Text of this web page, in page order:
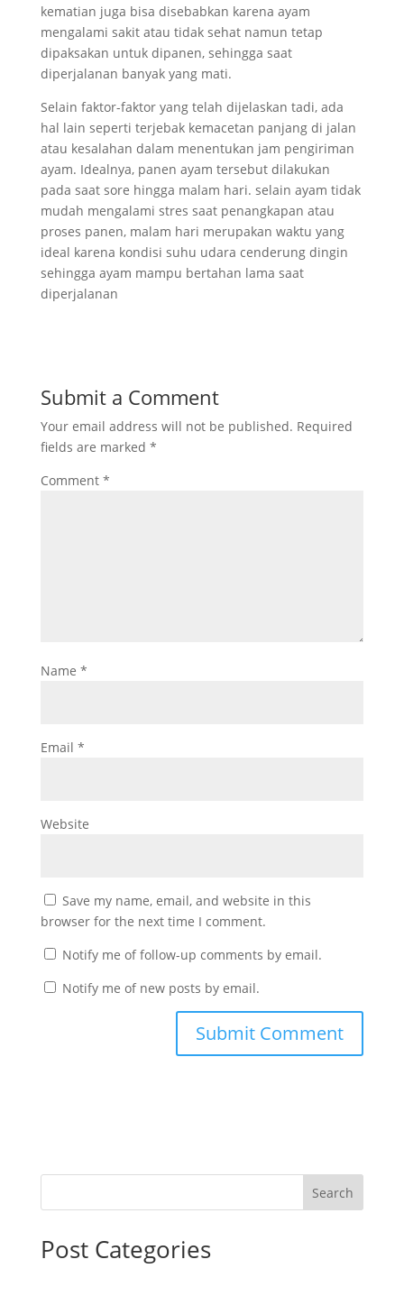
kematian juga bisa disebabkan karena ayam
mengalami sakit atau tidak sehat namun tetap
dipaksakan untuk dipanen, sehingga saat
diperjalanan banyak yang mati.
Selain faktor-faktor yang telah dijelaskan tadi, ada
hal lain seperti terjebak kemacetan panjang di jalan
atau kesalahan dalam menentukan jam pengiriman
ayam. Idealnya, panen ayam tersebut dilakukan
pada saat sore hingga malam hari. selain ayam tidak
mudah mengalami stres saat penangkapan atau
proses panen, malam hari merupakan waktu yang
ideal karena kondisi suhu udara cenderung dingin
sehingga ayam mampu bertahan lama saat
diperjalanan
Submit a Comment
Your email address will not be published. Required
fields are marked *
Comment *
Name *
Email *
Website
Save my name, email, and website in this
browser for the next time I comment.
Notify me of follow-up comments by email.
Notify me of new posts by email.
Search
Post Categories